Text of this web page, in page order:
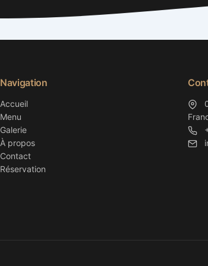
Navigation
Accueil
Menu
Galerie
À propos
Contact
Réservation